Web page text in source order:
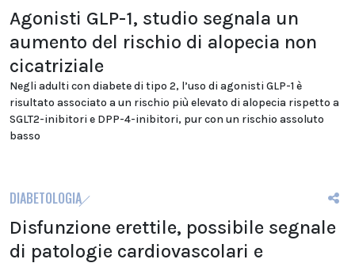
Agonisti GLP-1, studio segnala un
aumento del rischio di alopecia non
cicatriziale
Negli adulti con diabete di tipo 2, l’uso di agonisti GLP-1 è
risultato associato a un rischio più elevato di alopecia rispetto a
SGLT2-inibitori e DPP-4-inibitori, pur con un rischio assoluto
basso
DIABETOLOGIA
Disfunzione erettile, possibile segnale
di patologie cardiovascolari e